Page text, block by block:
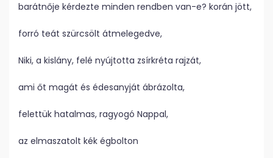
barátnője kérdezte minden rendben van-e? korán jött,
forró teát szürcsölt átmelegedve,
Niki, a kislány, felé nyújtotta zsírkréta rajzát,
ami őt magát és édesanyját ábrázolta,
felettük hatalmas, ragyogó Nappal,
az elmaszatolt kék égbolton